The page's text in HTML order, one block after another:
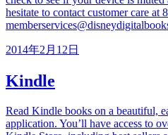
hesitate to contact customer care at
2014年2月12日
Kindle
Read Kindle books on a beautiful,
application. You’ll have access to